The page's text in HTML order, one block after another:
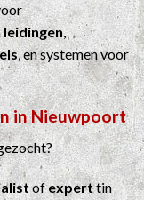
leidingen,
, en systemen voor
in Nieuwpoort
ofexperttin